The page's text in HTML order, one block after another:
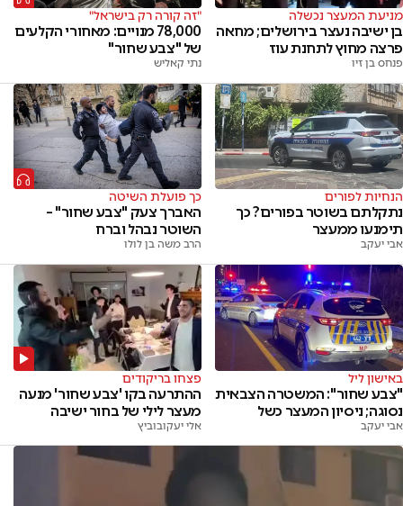
מניעת המעצר נכשלה
בן ישיבה נעצר בירושלים; מחאה
פרצה מחוץ לתחנת עוז
פנחס בן זיו
"זה קורה רק בישראל"
78,000 מנויים: מאחורי הקלעים
של "צבע שחור"
נתי קאליש
הנחיות לפורים
נתקלתם בשוטר בפורים? כך
תימנעו ממעצר
אבי יעקב
כך פועלת השיטה
האברך צעק "צבע שחור" –
השוטר נבהל וברח
הרב משה בן לולו
באישון ליל
"צבע שחור": המשטרה הצבאית
נסוגה; ניסיון המעצר כשל
אבי יעקב
פצחו בריקודים
ההתרעה בקו 'צבע שחור' מנעה
מעצר לילי של בחור ישיבה
אלי יעקובוביץ